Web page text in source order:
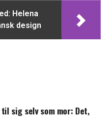
Helena
design
en drejning"
sig selv som mor: Det,